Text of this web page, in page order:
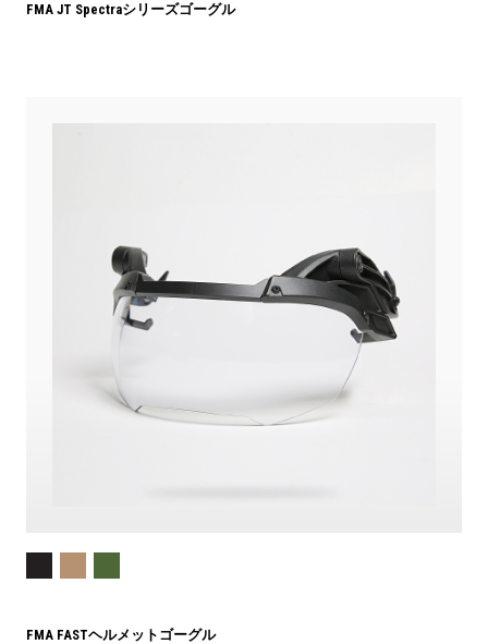
FMA JT Spectraシリーズゴーグル
FMA FASTヘルメットゴーグル